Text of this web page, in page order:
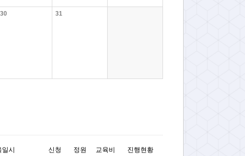
30 31
일시 신청 정원 교육비 진행현황